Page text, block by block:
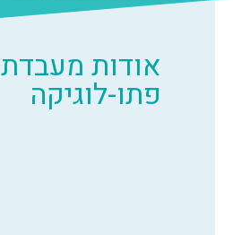
אודות מעבדת
פתו-לוגיקה